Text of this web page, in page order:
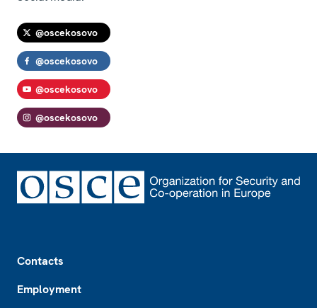
@oscekosovo
@oscekosovo
@oscekosovo
@oscekosovo
Contacts
Employment